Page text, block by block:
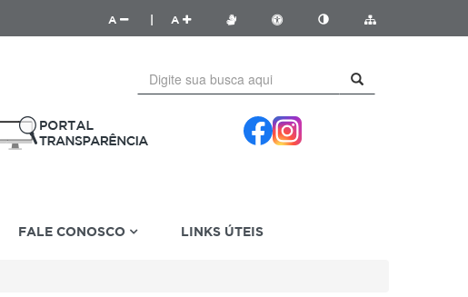
A A
FALE CONOSCO LINKS ÚTEIS